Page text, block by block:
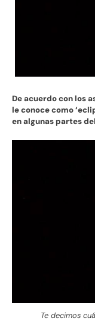
De acuerdo con los
le conoce como
en algunas partes
Te decimos